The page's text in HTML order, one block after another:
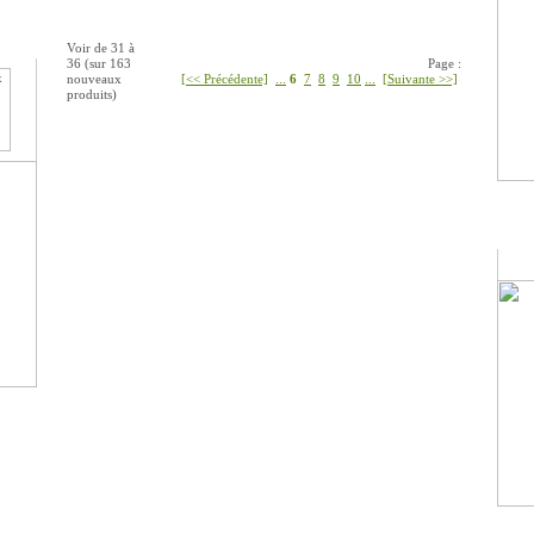
Voir de 31 à
36 (sur 163
nouveaux
produits)
Page :
[<< Précédente]
6 7 8 9 10 [Suivante >>]